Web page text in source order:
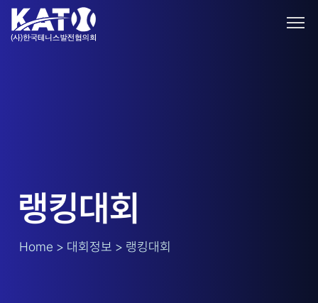
랭킹대회
Home > 대회정보 > 랭킹대회